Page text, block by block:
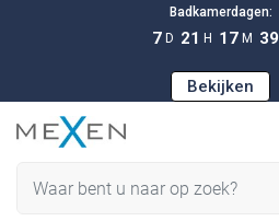
Badkamerdagen:
7 D 21 H 17 M 37
Bekijken